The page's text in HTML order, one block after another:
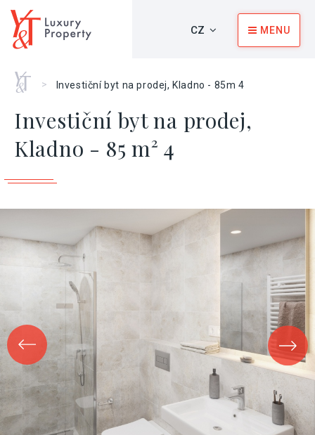
CZ MENU
Home
> Investiční byt na prodej, Kladno - 85m 4
Investiční byt na prodej,
Kladno - 85 m² 4